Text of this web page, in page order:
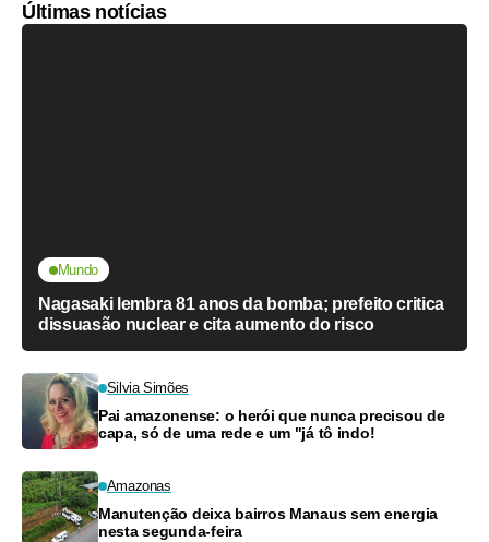
Últimas notícias
Mundo
Nagasaki lembra 81 anos da bomba; prefeito critica
dissuasão nuclear e cita aumento do risco
Silvia Simões
Pai amazonense: o herói que nunca precisou de
capa, só de uma rede e um "já tô indo!
Amazonas
Manutenção deixa bairros Manaus sem energia
nesta segunda-feira